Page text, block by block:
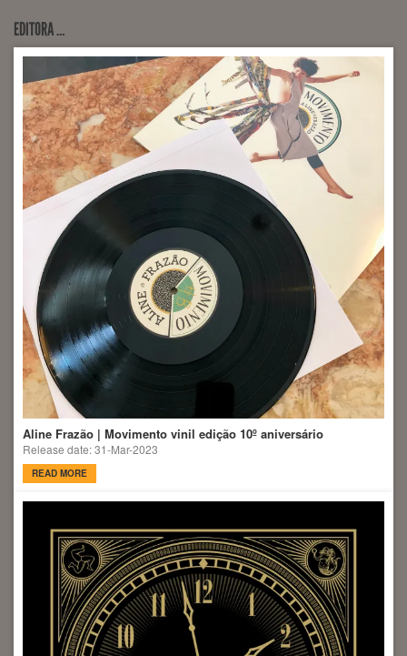
EDITORA …
Aline Frazão | Movimento vinil edição 10º aniversário
Release date: 31-Mar-2023
READ MORE